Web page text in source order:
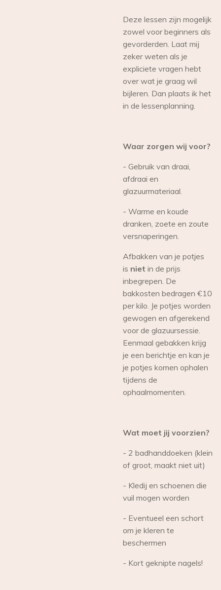
Deze lessen zijn mogelijk
zowel voor beginners als
gevorderden. Laat mij
zeker weten als je
expliciete vragen hebt
over wat je graag wil
bijleren. Dan plaats ik het
in de lessenplanning.
Waar zorgen wij voor?
- Gebruik van draai,
afdraai en
glazuurmateriaal.
- Warme en koude
dranken, zoete en zoute
versnaperingen.
Afbakken van je potjes
is niet in de prijs
inbegrepen. De
bakkosten bedragen €10
per kilo. Je potjes worden
gewogen en afgerekend
voor de glazuursessie.
Eenmaal gebakken krijg
je een berichtje en kan je
je potjes komen ophalen
tijdens de
ophaalmomenten.
Wat moet jij voorzien?
- 2 badhanddoeken (klein
of groot, maakt niet uit)
- Kledij en schoenen die
vuil mogen worden
- Eventueel een schort
om je kleren te
beschermen
- Kort geknipte nagels!